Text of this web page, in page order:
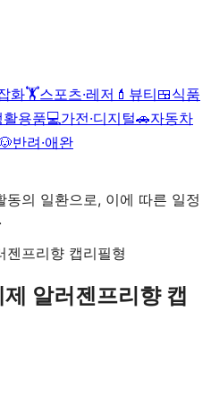
화🏋️스포츠·레저 💄 뷰티🍱식품
활용품💻가전·디지털🚗자동차
반려·애완
의 일환으로, 이에 따른 일정
알러젠프리향 캡